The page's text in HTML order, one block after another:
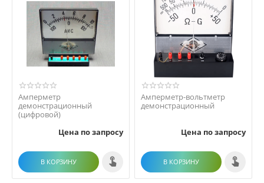
Амперметр
демонстрационный
(цифровой)
Цена по запросу
В КОРЗИНУ
Амперметр-вольтметр
демонстрационный
Цена по запросу
В КОРЗИНУ